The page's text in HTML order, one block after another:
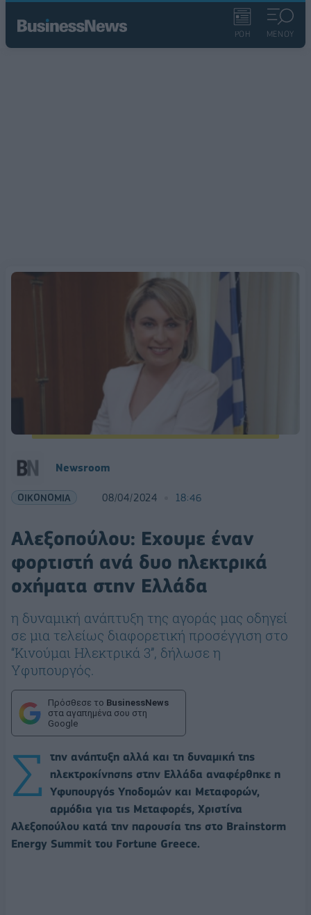
ΡΟΗ ΜΕΝΟΥ
Newsroom
ΟΙΚΟΝΟΜΙΑ 08/04/2024 18:46
Αλεξοπούλου: Εχουμε έναν
φορτιστή ανά δυο ηλεκτρικά
οχήματα στην Ελλάδα
η δυναμική ανάπτυξη της αγοράς μας οδηγεί
σε μια τελείως διαφορετική προσέγγιση στο
‘‘Κινούμαι Ηλεκτρικά 3’’, δήλωσε η
Υφυπουργός.
Πρόσθεσε το BusinessNews
στα αγαπημένα σου στη
Google
Σ
την ανάπτυξη αλλά και τη δυναμική της
ηλεκτροκίνησης στην Ελλάδα αναφέρθηκε η
Υφυπουργός Υποδομών και Μεταφορών,
αρμόδια για τις Μεταφορές, Χριστίνα
Αλεξοπούλου κατά την παρουσία της στο Brainstorm
Energy Summit του Fortune Greece.